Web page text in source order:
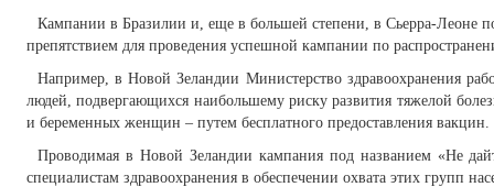
Кампании в Бразилии и, еще в большей степени, в Сьерра-Леоне
препятствием для проведения успешной кампании по
Например, в Новой Зеландии Министерство здравоохранения
людей, подвергающихся наибольшему риску развития тяжелой
и беременных женщин – путем бесплатного предоставления вакцин.
Проводимая в Новой Зеландии кампания под названием «Не
специалистам здравоохранения в обеспечении охвата этих групп